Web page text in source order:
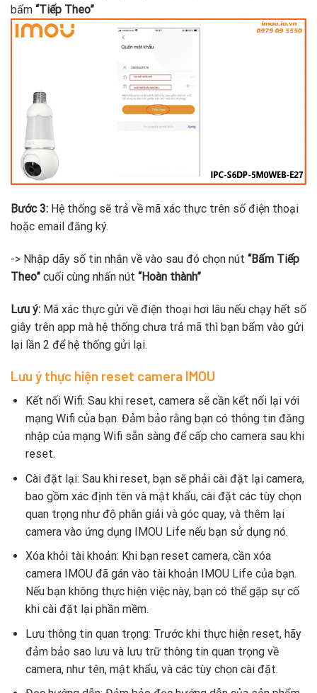
bấm “Tiếp Theo”
Bước 3: Hệ thống sẽ trả về mã xác thực trên số điện thoại
hoặc email đăng ký.
-> Nhập dãy số tin nhắn về vào sau đó chọn nút “Bấm Tiếp
Theo” cuối cùng nhấn nút “Hoàn thành”
Lưu ý: Mã xác thực gửi về điện thoại hơi lâu nếu chạy hết số
giây trên app mà hệ thống chưa trả mã thì bạn bấm vào gửi
lại lần 2 để hệ thống gửi lại.
Lưu ý thực hiện reset camera IMOU
Kết nối Wifi: Sau khi reset, camera sẽ cần kết nối lại với
mạng Wifi của bạn. Đảm bảo rằng bạn có thông tin đăng
nhập của mạng Wifi sẵn sàng để cấp cho camera sau khi
reset.
Cài đặt lại: Sau khi reset, bạn sẽ phải cài đặt lại camera,
bao gồm xác định tên và mật khẩu, cài đặt các tùy chọn
quan trọng như độ phân giải và góc quay, và thêm lại
camera vào ứng dụng IMOU Life nếu bạn sử dụng nó.
Xóa khỏi tài khoản: Khi bạn reset camera, cần xóa
camera IMOU đã gán vào tài khoản IMOU Life của bạn.
Nếu bạn không thực hiện việc này, bạn có thể gặp sự cố
khi cài đặt lại phần mềm.
Lưu thông tin quan trọng: Trước khi thực hiện reset, hãy
đảm bảo sao lưu và lưu trữ thông tin quan trọng về
camera, như tên, mật khẩu, và các tùy chọn cài đặt.